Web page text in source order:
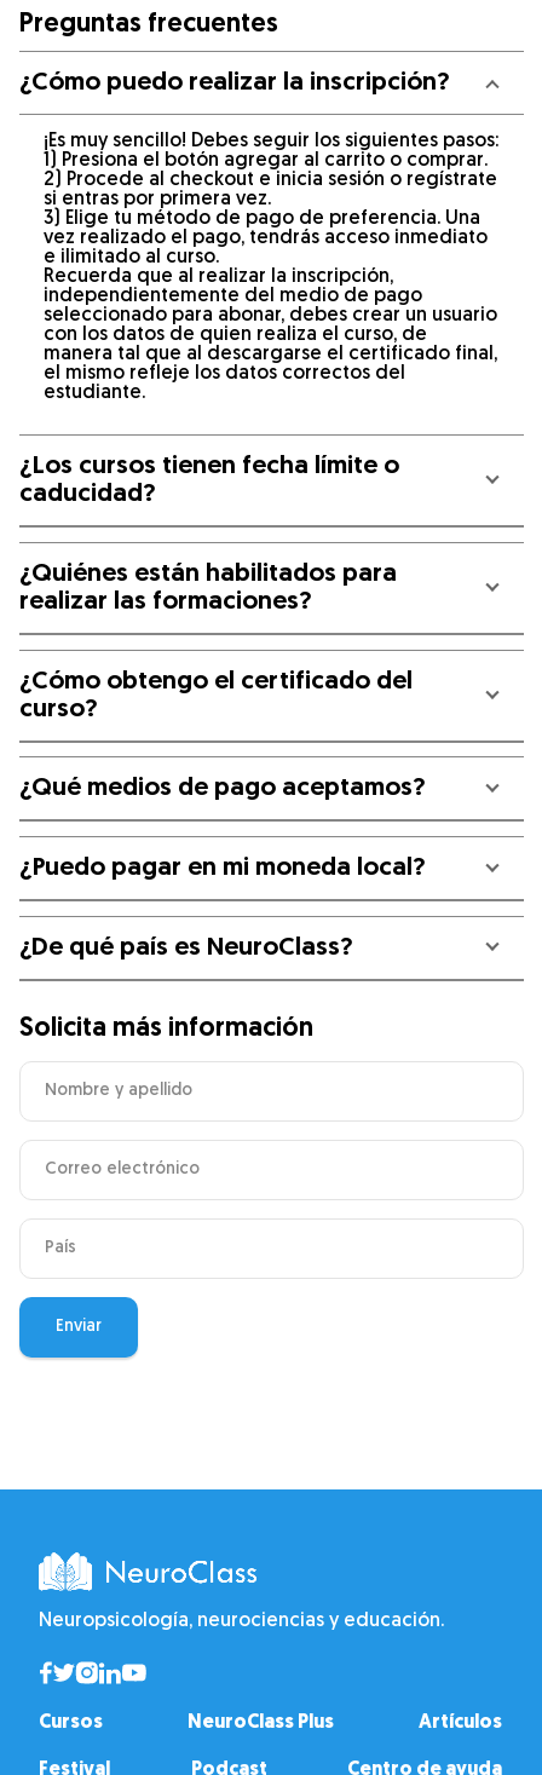
Preguntas frecuentes
¿Cómo puedo realizar la inscripción?
¡Es muy sencillo! Debes seguir los siguientes pasos:
1) Presiona el botón agregar al carrito o comprar.
2) Procede al checkout e inicia sesión o regístrate
si entras por primera vez.
3) Elige tu método de pago de preferencia. Una
vez realizado el pago, tendrás acceso inmediato
e ilimitado al curso.
Recuerda que al realizar la inscripción,
independientemente del medio de pago
seleccionado para abonar, debes crear un usuario
con los datos de quien realiza el curso, de
manera tal que al descargarse el certificado final,
el mismo refleje los datos correctos del
estudiante.
¿Los cursos tienen fecha límite o
caducidad?
¿Quiénes están habilitados para
realizar las formaciones?
¿Cómo obtengo el certificado del
curso?
¿Qué medios de pago aceptamos?
¿Puedo pagar en mi moneda local?
¿De qué país es NeuroClass?
Solicita más información
Neuropsicología, neurociencias y educación.
Cursos NeuroClass Plus Artículos
Festival Podcast Centro de ayuda